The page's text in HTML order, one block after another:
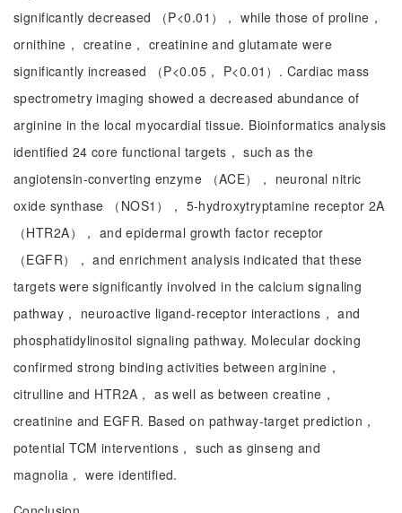
significantly decreased （P<0.01）， while those of proline，
ornithine， creatine， creatinine and glutamate were
significantly increased （P<0.05， P<0.01）. Cardiac mass
spectrometry imaging showed a decreased abundance of
arginine in the local myocardial tissue. Bioinformatics analysis
identified 24 core functional targets， such as the
angiotensin-converting enzyme （ACE）， neuronal nitric
oxide synthase （NOS1）， 5-hydroxytryptamine receptor 2A
（HTR2A）， and epidermal growth factor receptor
（EGFR）， and enrichment analysis indicated that these
targets were significantly involved in the calcium signaling
pathway， neuroactive ligand-receptor interactions， and
phosphatidylinositol signaling pathway. Molecular docking
confirmed strong binding activities between arginine，
citrulline and HTR2A， as well as between creatine，
creatinine and EGFR. Based on pathway-target prediction，
potential TCM interventions， such as ginseng and
magnolia， were identified.